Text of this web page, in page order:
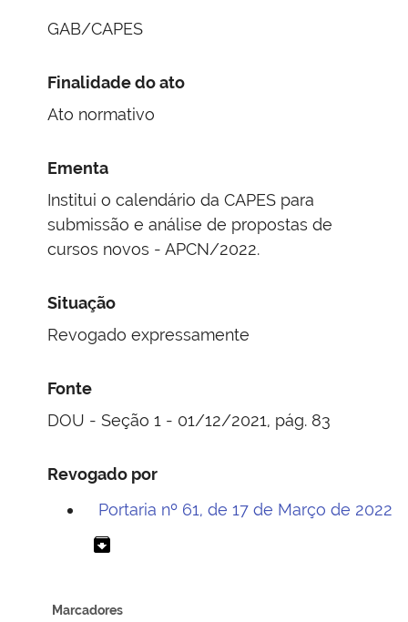
GAB/CAPES
Finalidade do ato
Ato normativo
Ementa
Institui o calendário da CAPES para
submissão e análise de propostas de
cursos novos - APCN/2022.
Situação
Revogado expressamente
Fonte
DOU - Seção 1 - 01/12/2021, pág. 83
Revogado por
Portaria nº 61, de 17 de Março de 2022
archive
Marcadores